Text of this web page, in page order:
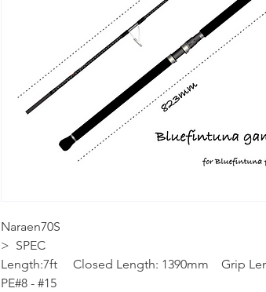
Naraen70S
> SPEC
Length:7ft Closed Length: 1390mm Grip
PE#8 - #15